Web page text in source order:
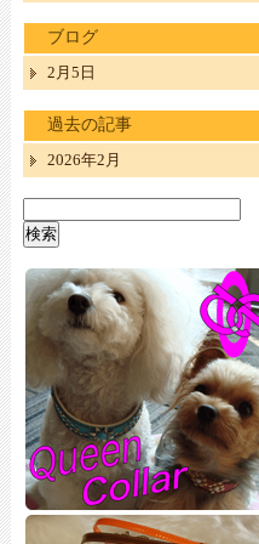
ブログ
2月5日
過去の記事
2026年2月
索: